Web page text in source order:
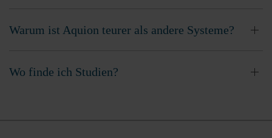
Warum ist Aquion teurer als andere Systeme?
Wo finde ich Studien?